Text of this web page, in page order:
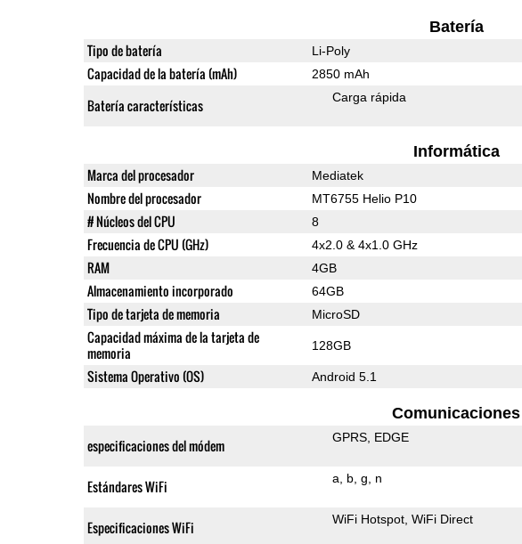
Batería
Tipo de batería Li-Poly
Capacidad de la batería (mAh) 2850 mAh
Batería características Carga rápida
Informática
Marca del procesador Mediatek
Nombre del procesador MT6755 Helio P10
# Núcleos del CPU 8
Frecuencia de CPU (GHz) 4x2.0 & 4x1.0 GHz
RAM 4GB
Almacenamiento incorporado 64GB
Tipo de tarjeta de memoria MicroSD
Capacidad máxima de la tarjeta de
memoria
128GB
Sistema Operativo (OS) Android 5.1
Comunicaciones
especificaciones del módem GPRS EDGE
Estándares WiFi a b g n
Especificaciones WiFi WiFi Hotspot WiFi Direct